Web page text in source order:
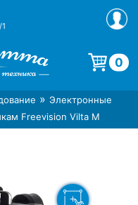
фототехники
в СПб
foto-
0
пуста.
» Электронные
Freevision Vilta M